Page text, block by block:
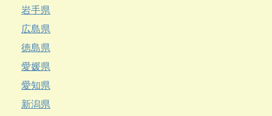
岩手県
広島県
徳島県
愛媛県
愛知県
新潟県